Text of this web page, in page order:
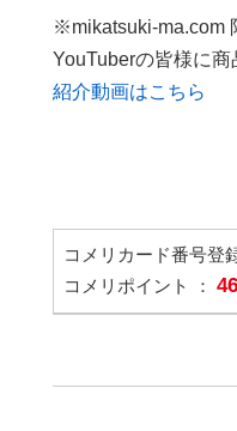
※mikatsuki-ma.com
YouTuberの皆様に商
紹介動画はこちら
コメリカード番号登
コメリポイント ：